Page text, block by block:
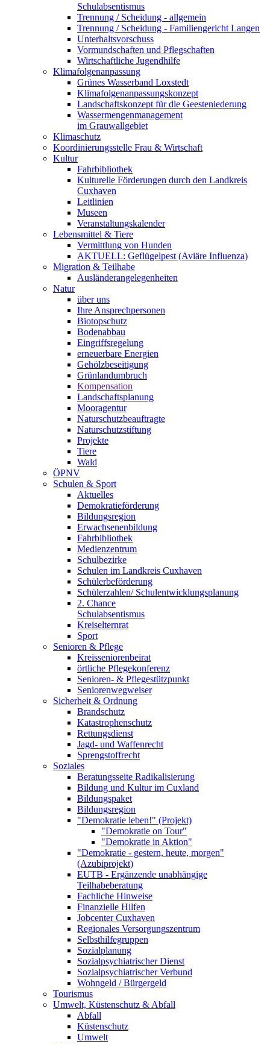
Schulabsentismus
Trennung / Scheidung - allgemein
Trennung / Scheidung - Familiengericht Langen
Unterhaltsvorschuss
Vormundschaften und Pflegschaften
Wirtschaftliche Jugendhilfe
Klimafolgenanpassung
Grünes Wasserband Loxstedt
Klimafolgenanpassungskonzept
Landschaftskonzept für die Geesteniederung
Wassermengenmanagement
im Grauwallgebiet
Klimaschutz
Koordinierungsstelle Frau & Wirtschaft
Kultur
Fahrbibliothek
Kulturelle Förderungen durch den Landkreis
Cuxhaven
Leitlinien
Museen
Veranstaltungskalender
Lebensmittel & Tiere
Vermittlung von Hunden
AKTUELL: Geflügelpest (Aviäre Influenza)
Migration & Teilhabe
Ausländerangelegenheiten
Natur
über uns
Ihre Ansprechpersonen
Biotopschutz
Bodenabbau
Eingriffsregelung
erneuerbare Energien
Gehölzbeseitigung
Grünlandumbruch
Kompensation
Landschaftsplanung
Mooragentur
Naturschutzbeauftragte
Naturschutzstiftung
Projekte
Tiere
Wald
ÖPNV
Schulen & Sport
Aktuelles
Demokratieförderung
Bildungsregion
Erwachsenenbildung
Fahrbibliothek
Medienzentrum
Schulbezirke
Schulen im Landkreis Cuxhaven
Schülerbeförderung
Schülerzahlen/ Schulentwicklungsplanung
2. Chance
Schulabsentismus
Kreiselternrat
Sport
Senioren & Pflege
Kreisseniorenbeirat
örtliche Pflegekonferenz
Senioren- & Pflegestützpunkt
Seniorenwegweiser
Sicherheit & Ordnung
Brandschutz
Katastrophenschutz
Rettungsdienst
Jagd- und Waffenrecht
Sprengstoffrecht
Soziales
Beratungsseite Radikalisierung
Bildung und Kultur im Cuxland
Bildungspaket
Bildungsregion
"Demokratie leben!" (Projekt)
"Demokratie on Tour"
"Demokratie in Aktion"
"Demokratie - gestern, heute, morgen"
(Azubiprojekt)
EUTB - Ergänzende unabhängige
Teilhabeberatung
Fachliche Hinweise
Finanzielle Hilfen
Jobcenter Cuxhaven
Regionales Versorgungszentrum
Selbsthilfegruppen
Sozialplanung
Sozialpsychiatrischer Dienst
Sozialpsychiatrischer Verbund
Wohngeld / Bürgergeld
Tourismus
Umwelt, Küstenschutz & Abfall
Abfall
Küstenschutz
Umwelt